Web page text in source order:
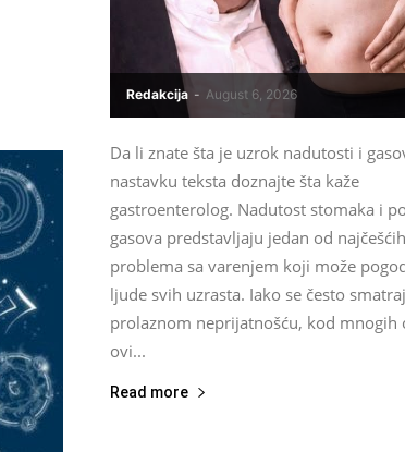
Redakcija - August 6, 2026
Da li znate šta je uzrok nadutosti i
nastavku teksta doznajte šta kaže
gastroenterolog. Nadutost stomaka i
gasova predstavljaju jedan od najčešćih
problema sa varenjem koji može
ljude svih uzrasta. Iako se često
prolaznom neprijatnošću, kod mnogih
ovi...
Read more